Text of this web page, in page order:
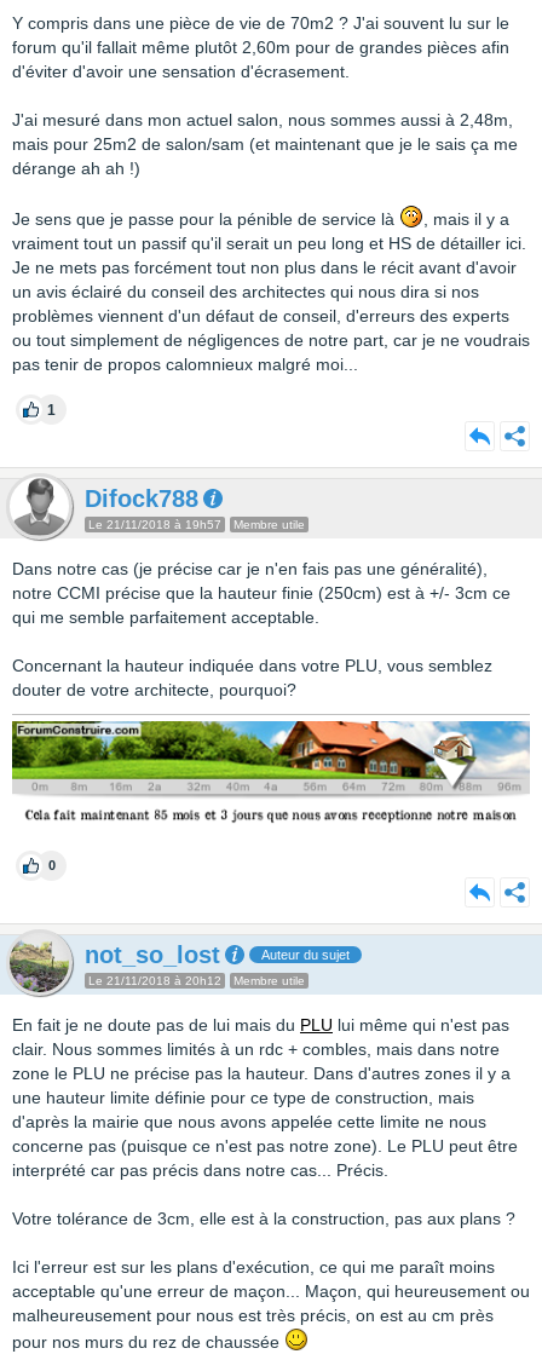
Y compris dans une pièce de vie de 70m2 ? J'ai souvent lu sur le
forum qu'il fallait même plutôt 2,60m pour de grandes pièces afin
d'éviter d'avoir une sensation d'écrasement.
J'ai mesuré dans mon actuel salon, nous sommes aussi à 2,48m,
mais pour 25m2 de salon/sam (et maintenant que je le sais ça me
dérange ah ah !)
Je sens que je passe pour la pénible de service là
, mais il y a
vraiment tout un passif qu'il serait un peu long et HS de détailler ici.
Je ne mets pas forcément tout non plus dans le récit avant d'avoir
un avis éclairé du conseil des architectes qui nous dira si nos
problèmes viennent d'un défaut de conseil, d'erreurs des experts
ou tout simplement de négligences de notre part, car je ne voudrais
pas tenir de propos calomnieux malgré moi...
1
Difock788
Le 21/11/2018 à 19h57 Membre utile
Dans notre cas (je précise car je n'en fais pas une généralité),
notre CCMI précise que la hauteur finie (250cm) est à +/- 3cm ce
qui me semble parfaitement acceptable.
Concernant la hauteur indiquée dans votre PLU, vous semblez
douter de votre architecte, pourquoi?
0
not_so_lost Auteur du sujet
Le 21/11/2018 à 20h12 Membre utile
En fait je ne doute pas de lui mais du PLU lui même qui n'est pas
clair. Nous sommes limités à un rdc + combles, mais dans notre
zone le PLU ne précise pas la hauteur. Dans d'autres zones il y a
une hauteur limite définie pour ce type de construction, mais
d'après la mairie que nous avons appelée cette limite ne nous
concerne pas (puisque ce n'est pas notre zone). Le PLU peut être
interprété car pas précis dans notre cas... Précis.
Votre tolérance de 3cm, elle est à la construction, pas aux plans ?
Ici l'erreur est sur les plans d'exécution, ce qui me paraît moins
acceptable qu'une erreur de maçon... Maçon, qui heureusement ou
malheureusement pour nous est très précis, on est au cm près
pour nos murs du rez de chaussée